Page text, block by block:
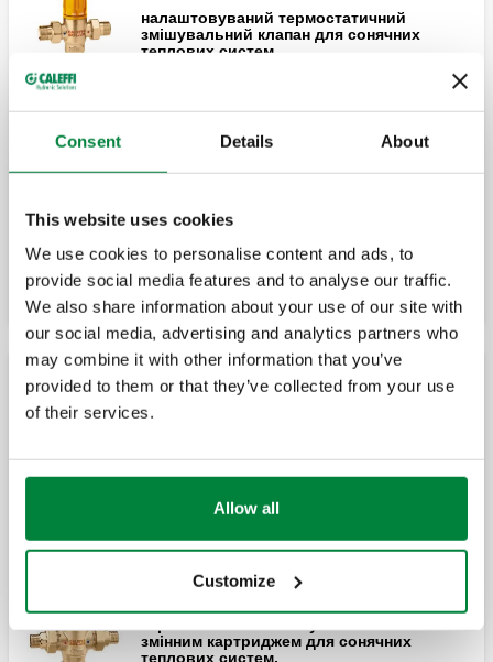
Consent Details About
This website uses cookies
We use cookies to personalise content and ads, to
provide social media features and to analyse our traffic.
We also share information about your use of our site with
our social media, advertising and analytics partners who
may combine it with other information that you’ve
provided to them or that they’ve collected from your use
of their services.
Allow all
Customize
налаштовуваний термостатичний
змішувальний клапан для сонячних
теплових систем.
змішувальний клапан із функцією
теплових систем.
високоефективний налаштовуваний
елеваторний вузол із функцією захисту
від ошпарювання, зі зворотними
клапанами й сітчастими фільтрами на
входах.
Розширити
Термостатичний змішувальний клапан для
сонячних теплових систем, для комерційного
термостатичний змішувальний клапан
систем.
змінним картриджем для сонячних
теплових систем.